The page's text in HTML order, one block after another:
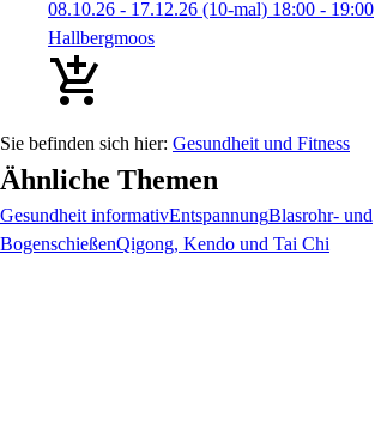
08.10.26 - 17.12.26 (10-mal) 18:00 - 19:00
Hallbergmoos
Gesundheit und Fitness
Ähnliche Themen
Gesundheit informativEntspannungBlasrohr- und
BogenschießenQigong, Kendo und Tai Chi